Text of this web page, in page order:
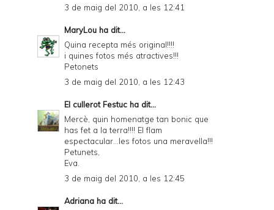
3 de maig del 2010, a les 12:41
MaryLou ha dit...
Quina recepta més original!!!!
i quines fotos més atractives!!!
Petonets
3 de maig del 2010, a les 12:43
El cullerot Festuc ha dit...
Mercè, quin homenatge tan bonic que
has fet a la terra!!!! El flam
espectacular...les fotos una meravella!!!
Petunets,
Eva.
3 de maig del 2010, a les 12:45
Adriana ha dit...